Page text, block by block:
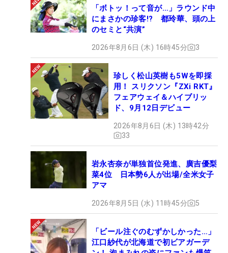
「ボトッ！って音が…」ラウンド中
にまさかの珍客!? 都玲華、頭の上
のセミと“共演”
2026年8月6日 (木) 16時45分 3
珍しく松山英樹も5Wを即採
用！ スリクソン『ZXi RKT』
フェアウェイ＆ハイブリッ
ド、9月12日デビュー
2026年8月6日 (木) 13時42分
33
岩永杏奈が単独首位発進、廣吉優梨
菜4位 日本勢6人が出場/全米女子
アマ
2026年8月5日 (水) 11時45分 5
「ビール注ぐのむずかしかった…」
江口紗代が北海道で初ビアガーデ